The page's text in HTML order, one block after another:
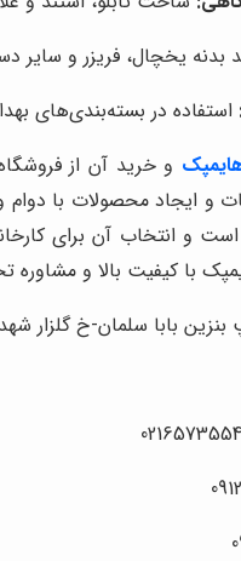
بدنه یخچال، فریزر و سایر
استفاده در بسته‌بندی‌های
و خرید آن از
و ایجاد محصولات با
و انتخاب آن برای
با کیفیت بالا و
بابا سلمان-خ گلزار